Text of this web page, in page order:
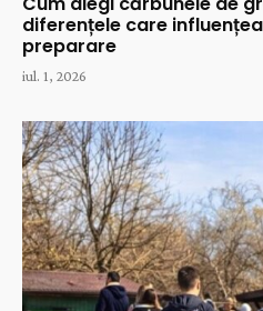
diferențele care
preparare
iul. 1, 2026